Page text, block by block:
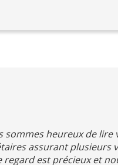
sommes heureux de
assurant plusieurs
est précieux et